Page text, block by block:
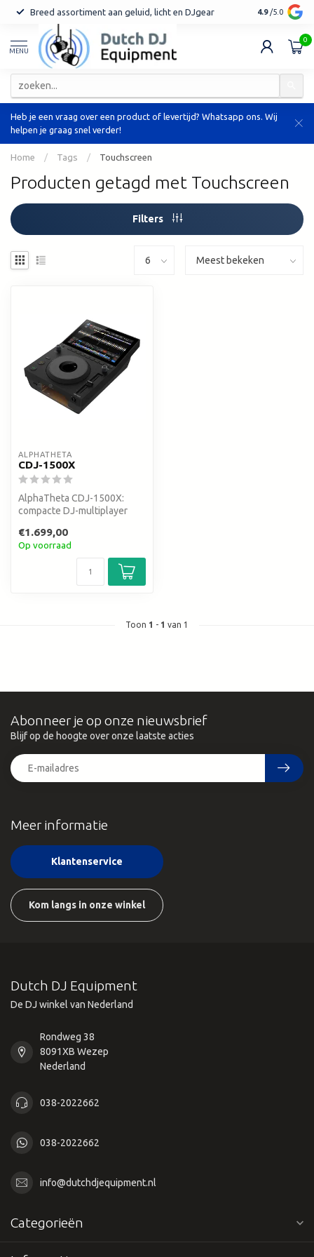
Breed assortiment aan geluid, licht en DJgear Tot 7 jaar
4.9 /5.0
MENU
0
Heb je een vraag over een product of levertijd? Whatsapp ons. Wij
helpen je graag snel verder!
Home / Tags / Touchscreen
Producten getagd met Touchscreen
Filters
ALPHATHETA
CDJ-1500X
AlphaTheta CDJ-1500X:
compacte DJ-multiplayer
touchscree...
€1.699,00
Op voorraad
Toon 1 - 1 van 1
Meer informatie
Klantenservice
Kom langs in onze winkel
Abonneer je op onze nieuwsbrief
Blijf op de hoogte over onze laatste acties
Dutch DJ Equipment
De DJ winkel van Nederland
Rondweg 38
8091XB Wezep
Nederland
038-2022662
038-2022662
info@dutchdjequipment.nl
Categorieën